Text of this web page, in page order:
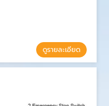
ดูรายละเอียด